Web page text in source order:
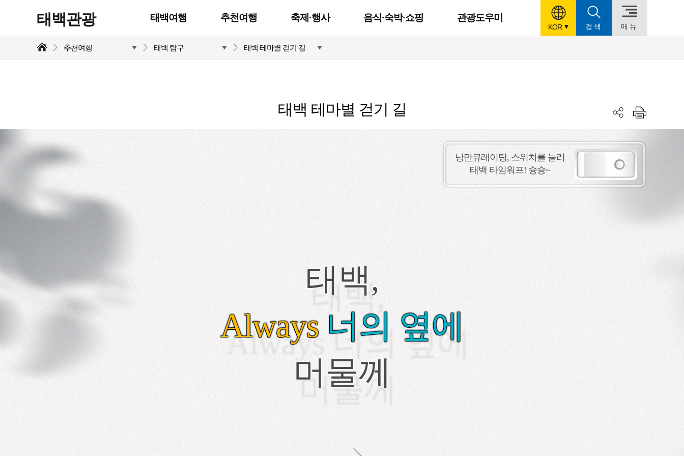
태백관광 태백여행 추천여행 축제·행사 음식·숙박·쇼핑 관광도우미
어
KOR 검색 메뉴
추천여행 태백 탐구 태백 테마별 걷기 길
태백 테마별 걷기 길
낭만큐레이팅, 스위치를 눌러
태백 타임워프! 슝슝~
태백,
Always 너의 옆에
머물께
태백,
Always 너의 옆에
머물께